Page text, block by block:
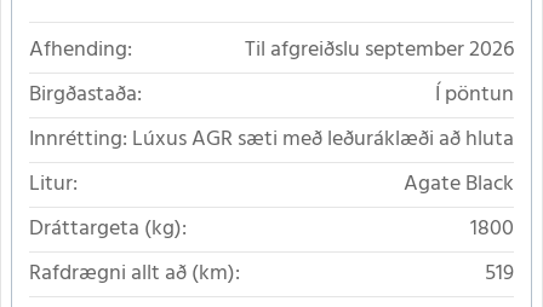
Afhending:
Til afgreiðslu september 2026
Birgðastaða:
Í pöntun
Innrétting: Lúxus AGR sæti með leðuráklæði að hluta
Litur:
Agate Black
Dráttargeta (kg):
1800
Rafdrægni allt að (km):
519